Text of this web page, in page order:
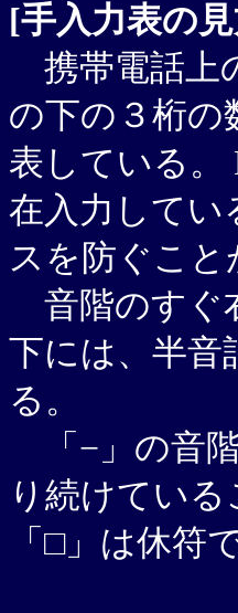
[手入力表の
携帯電話上
の下の３桁の
表している。
在入力してい
スを防ぐこと
音階のすぐ
下には、半
る。
「−」の音
り続けている
「□」は休符